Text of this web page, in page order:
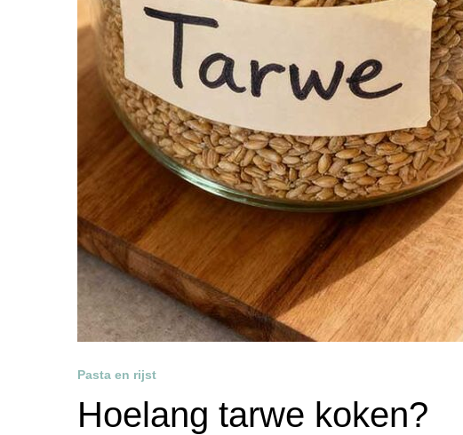
Pasta en rijst
Hoelang tarwe koken?